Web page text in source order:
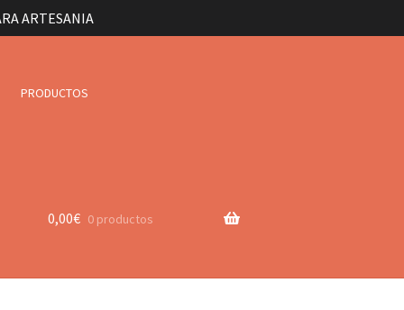
ARTESANIA
PRODUCTOS
0,00€ 0 productos